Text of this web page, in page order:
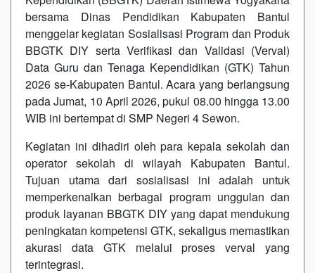
bersama Dinas Pendidikan Kabupaten Bantul
menggelar kegiatan Sosialisasi Program dan Produk
BBGTK DIY serta Verifikasi dan Validasi (Verval)
Data Guru dan Tenaga Kependidikan (GTK) Tahun
2026 se-Kabupaten Bantul. Acara yang berlangsung
pada Jumat, 10 April 2026, pukul 08.00 hingga 13.00
WIB ini bertempat di SMP Negeri 4 Sewon.
Kegiatan ini dihadiri oleh para kepala sekolah dan
operator sekolah di wilayah Kabupaten Bantul.
Tujuan utama dari sosialisasi ini adalah untuk
memperkenalkan berbagai program unggulan dan
produk layanan BBGTK DIY yang dapat mendukung
peningkatan kompetensi GTK, sekaligus memastikan
akurasi data GTK melalui proses verval yang
terintegrasi.